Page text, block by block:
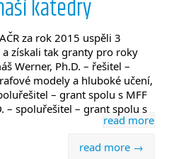
katedry
za rok 2015 uspěli 3
získali tak granty pro roky
Werner, Ph.D. – řešitel –
modely a hluboké učení,
– grant spolu s MFF
– spoluřešitel – grant spolu s
read more
read more →